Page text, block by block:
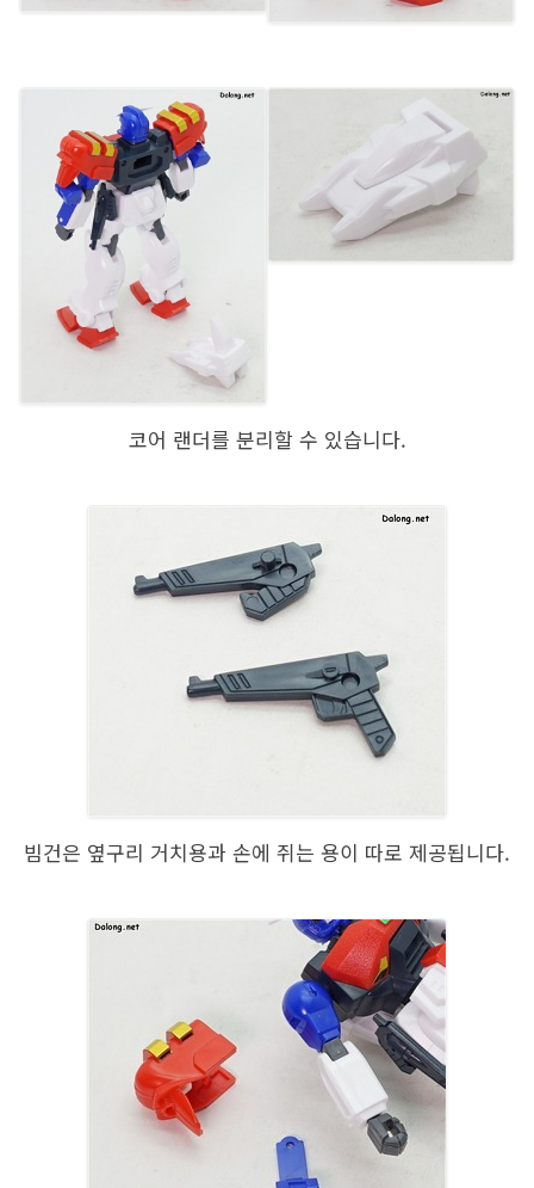
코어 랜더를 분리할 수 있습니다.
빔건은 옆구리 거치용과 손에 쥐는 용이 따로 제공됩니다.